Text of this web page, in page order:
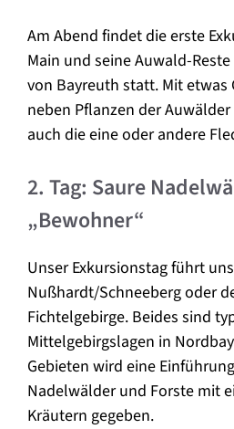
Am Abend findet die erste
Main und seine Auwald-
von Bayreuth statt. Mit
neben Pflanzen der
auch die eine oder andere
2. Tag: Saure
„Bewohner“
Unser Exkursionstag führt
Nußhardt/Schneeberg oder
Fichtelgebirge. Beides sind
Mittelgebirgslagen in
Gebieten wird eine
Nadelwälder und Forste mit
Kräutern gegeben.